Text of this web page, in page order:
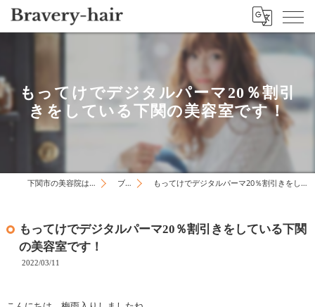
もってけでデジタルパーマ20％割引
きをしている下関の美容室です！
下関市の美容院はBravery-hair ブログ もってけでデジタルパーマ20％割引きをしている下関の美容室です！
もってけでデジタルパーマ20％割引きをしている下関
の美容室です！
2022/03/11